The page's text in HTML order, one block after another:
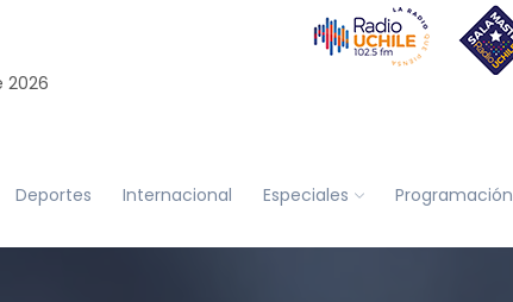
2026
Deportes Internacional Especiales Programación